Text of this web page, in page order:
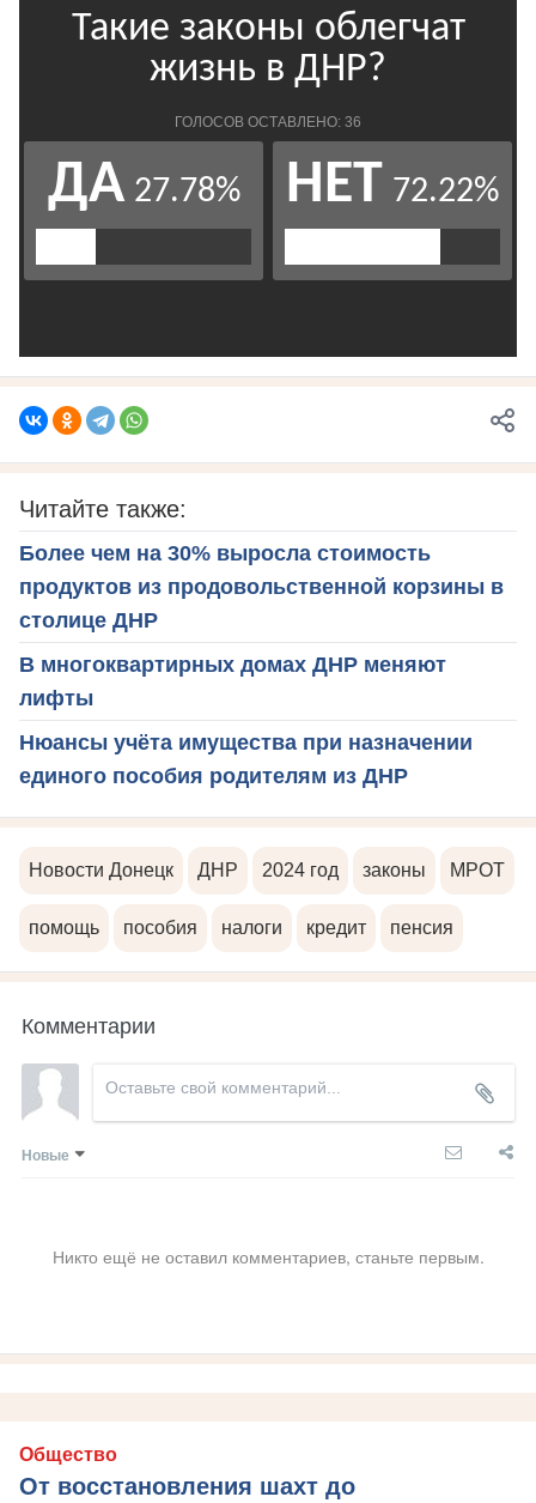
Читайте также:
Более чем на 30% выросла стоимость
продуктов из продовольственной корзины в
столице ДНР
В многоквартирных домах ДНР меняют
лифты
Нюансы учёта имущества при назначении
единого пособия родителям из ДНР
Новости Донецк ДНР 2024 год законы МРОТ
помощь пособия налоги кредит пенсия
Комментарии
Новые
Никто ещё не оставил комментариев, станьте первым.
Общество
От восстановления шахт до